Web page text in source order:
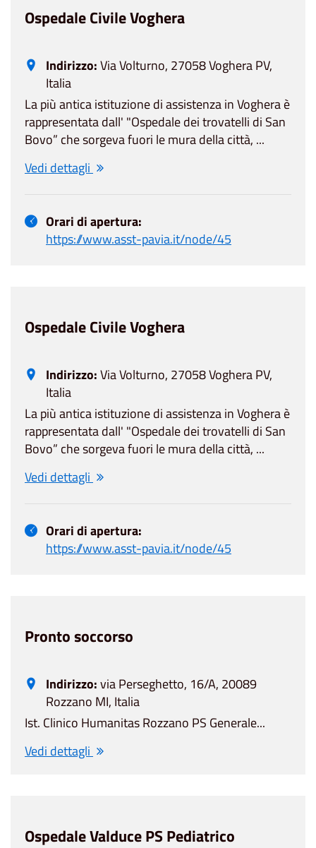
Ospedale Civile Voghera
Indirizzo:Via Volturno, 27058 Voghera PV,
Italia
La più antica istituzione di assistenza in Voghera è
rappresentata dall' "Ospedale dei trovatelli di San
Bovo” che sorgeva fuori le mura della città, ...
Vedi dettagli
Orari di apertura:
https://www.asst-pavia.it/node/45
Ospedale Civile Voghera
Indirizzo:Via Volturno, 27058 Voghera PV,
Italia
La più antica istituzione di assistenza in Voghera è
rappresentata dall' "Ospedale dei trovatelli di San
Bovo” che sorgeva fuori le mura della città, ...
Vedi dettagli
Orari di apertura:
https://www.asst-pavia.it/node/45
Pronto soccorso
Indirizzo:via Perseghetto, 16/A, 20089
Rozzano MI, Italia
Ist. Clinico Humanitas Rozzano PS Generale...
Vedi dettagli
Ospedale Valduce PS Pediatrico